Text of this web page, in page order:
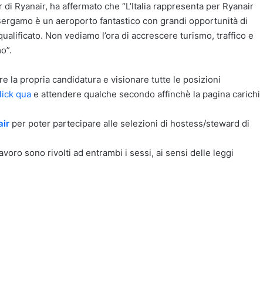
Ryanair, ha affermato che “L’Italia rappresenta per Ryanair
è un aeroporto fantastico con grandi opportunità di
Non vediamo l’ora di accrescere turismo, traffico e
la propria candidatura e visionare tutte le posizioni
qua e attendere qualche secondo affinchè la pagina carichi
per poter partecipare alle selezioni di hostess/steward di
sono rivolti ad entrambi i sessi, ai sensi delle leggi